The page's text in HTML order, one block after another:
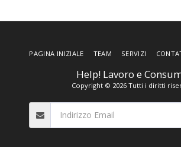
Help! Lavoro e
Copyright © 2026 Tutti i diritti
PAGINA INIZIALE TEAM SERVIZI